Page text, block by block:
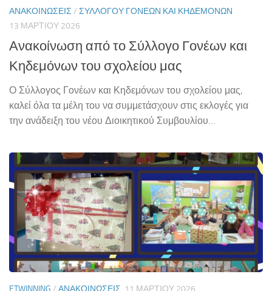
ΑΝΑΚΟΙΝΏΣΕΙΣ / ΣΥΛΛΌΓΟΥ ΓΟΝΈΩΝ ΚΑΙ ΚΗΔΕΜΌΝΩΝ
13 ΜΑΡΤΊΟΥ 2026
Ανακοίνωση από το Σύλλογο Γονέων και
Κηδεμόνων του σχολείου μας
Ο Σύλλογος Γονέων και Κηδεμόνων του σχολείου μας,
καλεί όλα τα μέλη του να συμμετάσχουν στις εκλογές για
την ανάδειξη του νέου Διοικητικού Συμβουλίου…
ETWINNING / ΑΝΑΚΟΙΝΏΣΕΙΣ 11 ΜΑΡΤΊΟΥ 2026